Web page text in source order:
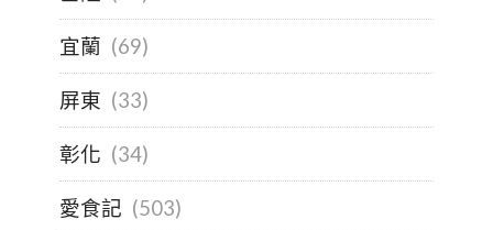
宜蘭 (69)
屏東 (33)
彰化 (34)
愛食記 (503)